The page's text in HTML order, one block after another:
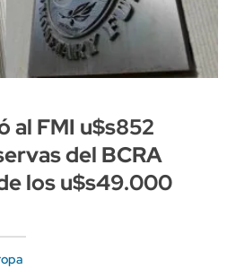
al FMI u$s852
del BCRA
los u$s49.000